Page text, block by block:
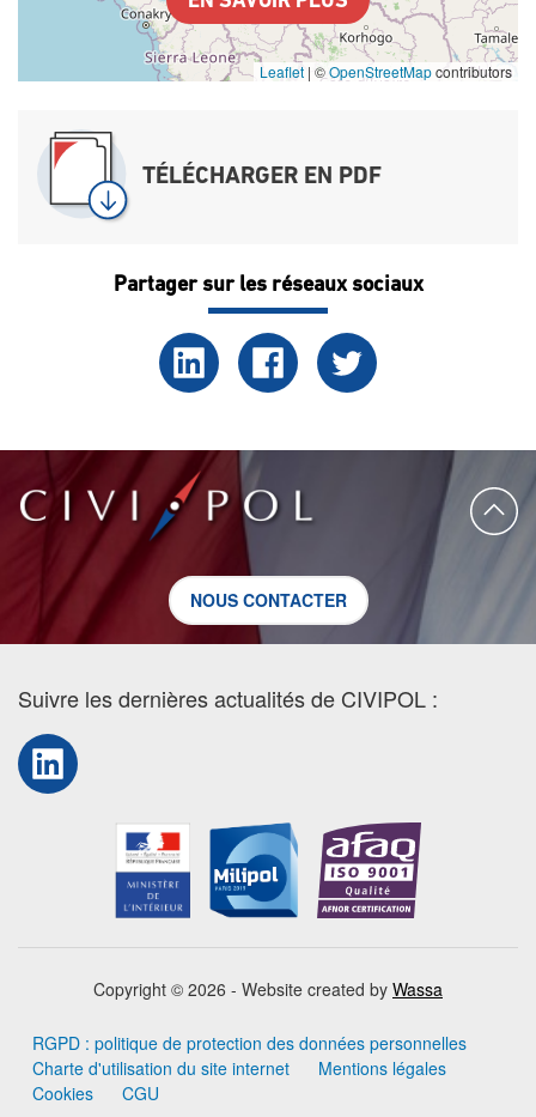
Leaflet | ©OpenStreetMapcontributors
TÉLÉCHARGER EN PDF
Partager sur les réseaux sociaux
NOUS CONTACTER
Suivre les dernières actualités de CIVIPOL :
LinkedIn
Copyright © 2026 - Website created by Wassa
RGPD : politique de protection des données personnelles
Charte d'utilisation du site internet
Mentions légales
Cookies
CGU